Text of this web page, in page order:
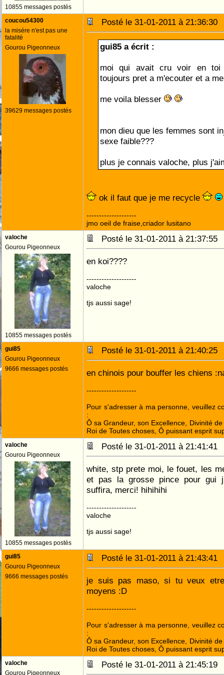
10855 messages postés
coucou54300
la misére n'est pas une
fatalité
Gourou Pigeonneux
39629 messages postés
Posté le 31-01-2011 à
gui85 a écrit :
moi qui avait cru voir en toi
toujours pret a m'ecouter et a
me voila blesser
mon dieu que les femmes sont
sexe faible???
plus je connais valoche, plus
ok il faut que je me recycle
--------------------
jmo oeil de fraise,criador lusitano
valoche
Gourou Pigeonneux
10855 messages postés
Posté le 31-01-2011 à
en koi????
--------------------
valoche
tjs aussi sage!
gui85
Gourou Pigeonneux
9666 messages postés
Posté le 31-01-2011 à
en chinois pour bouffer les chiens
--------------------
Pour s'adresser à ma personne, veuillez
:
Ô sa Grandeur, son Excellence, Divinité
Roi de Toutes choses, Ô puissant esprit
valoche
Gourou Pigeonneux
10855 messages postés
Posté le 31-01-2011 à
white, stp prete moi, le fouet, les
et pas la grosse pince pour gui
suffira, merci! hihihihi
--------------------
valoche
tjs aussi sage!
gui85
Gourou Pigeonneux
9666 messages postés
Posté le 31-01-2011 à
je suis pas maso, si tu veux
moyens :D
--------------------
Pour s'adresser à ma personne, veuillez
:
Ô sa Grandeur, son Excellence, Divinité
Roi de Toutes choses, Ô puissant esprit
valoche
Gourou Pigeonneux
Posté le 31-01-2011 à